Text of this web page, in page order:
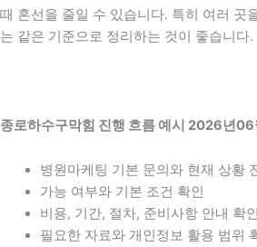
때 혼선을 줄일 수 있습니다. 특히 여러 곳
는 같은 기준으로 정리하는 것이 좋습니다.
종로하수구막힘 진행 흐름 예시 2026년06
병원마케팅 기본 문의와 현재 상황
가능 여부와 기본 조건 확인
비용, 기간, 절차, 준비사항 안내 확인
필요한 자료와 개인정보 활용 범위